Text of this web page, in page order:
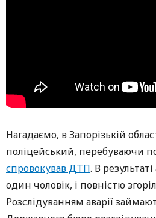
Нагадаємо, в Запорізькій
поліцейський, перебуваючи
спровокував ДТП. В
один чоловік, і повністю
Розслідуванням аварії